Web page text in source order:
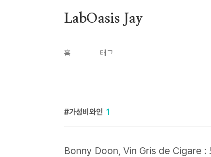
LabOasis Jay
홈 태그
가성비와인 1
Bonny Doon, Vin Gris de Cigare :